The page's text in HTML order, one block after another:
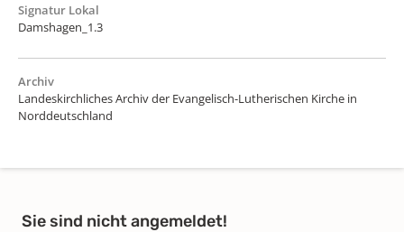
Signatur Lokal
Damshagen_1.3
Archiv
Landeskirchliches Archiv der Evangelisch-Lutherischen Kirche in
Norddeutschland
Sie sind nicht angemeldet!